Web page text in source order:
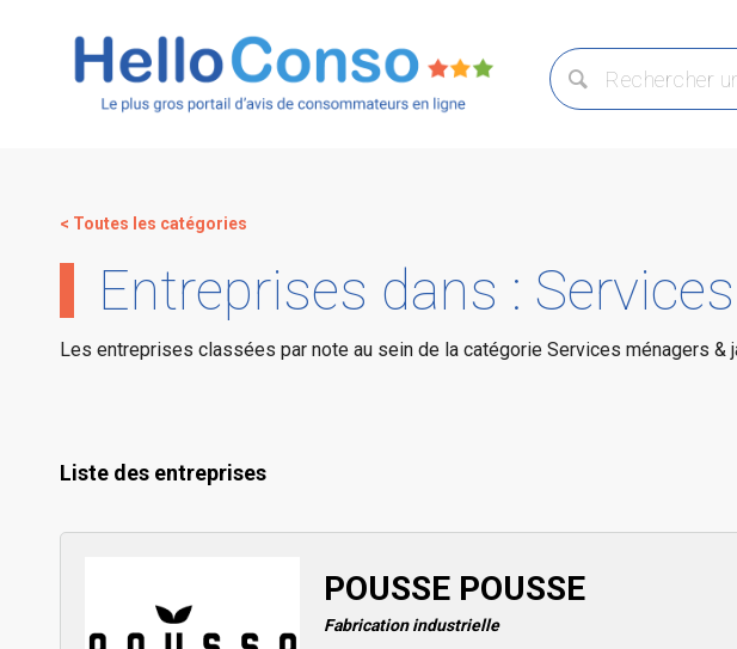
< Toutes les catégories
Entreprises dans :
Les entreprises classées par note au sein de la catégorie Services ménagers &
Liste des entreprises
POUSSE POUSSE
Fabrication industrielle